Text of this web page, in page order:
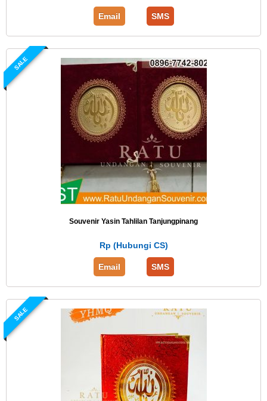
Email SMS
SALE
Souvenir Yasin Tahlilan Tanjungpinang
Rp (Hubungi CS)
Email SMS
SALE